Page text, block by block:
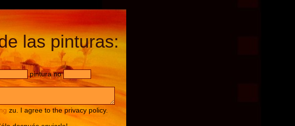
las pinturas:
pintura no
zu. I agree to the privacy policy.